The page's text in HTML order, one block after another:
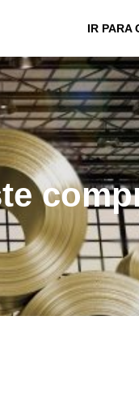
IR PARA